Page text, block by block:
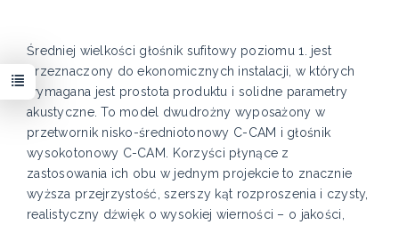
Średniej wielkości głośnik sufitowy poziomu 1. jest
przeznaczony do ekonomicznych instalacji, w których
wymagana jest prostota produktu i solidne parametry
akustyczne. To model dwudrożny wyposażony w
przetwornik nisko-średniotonowy C-CAM i głośnik
wysokotonowy C-CAM. Korzyści płynące z
zastosowania ich obu w jednym projekcie to znacznie
wyższa przejrzystość, szerszy kąt rozproszenia i czysty,
realistyczny dźwięk o wysokiej wierności – o jakości,